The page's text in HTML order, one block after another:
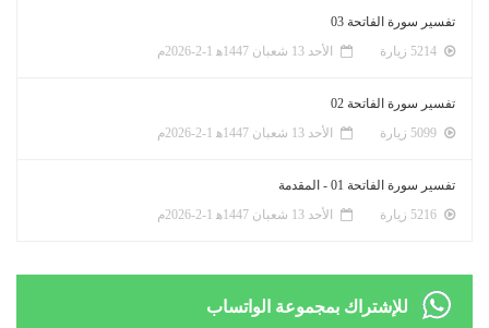
تفسير سورة الفاتحة 03
الأحد 13 شعبان 1447ﻫ 1-2-2026م
تفسير سورة الفاتحة 02
الأحد 13 شعبان 1447ﻫ 1-2-2026م
تفسير سورة الفاتحة 01 - المقدمة
الأحد 13 شعبان 1447ﻫ 1-2-2026م
للإشتراك بمجموعة الواتساب